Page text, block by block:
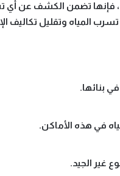
، فإنها تضمن الكشف عن
المياه وتقليل تكاليف
بنائها.
في هذه الأماكن.
غير الجيد.